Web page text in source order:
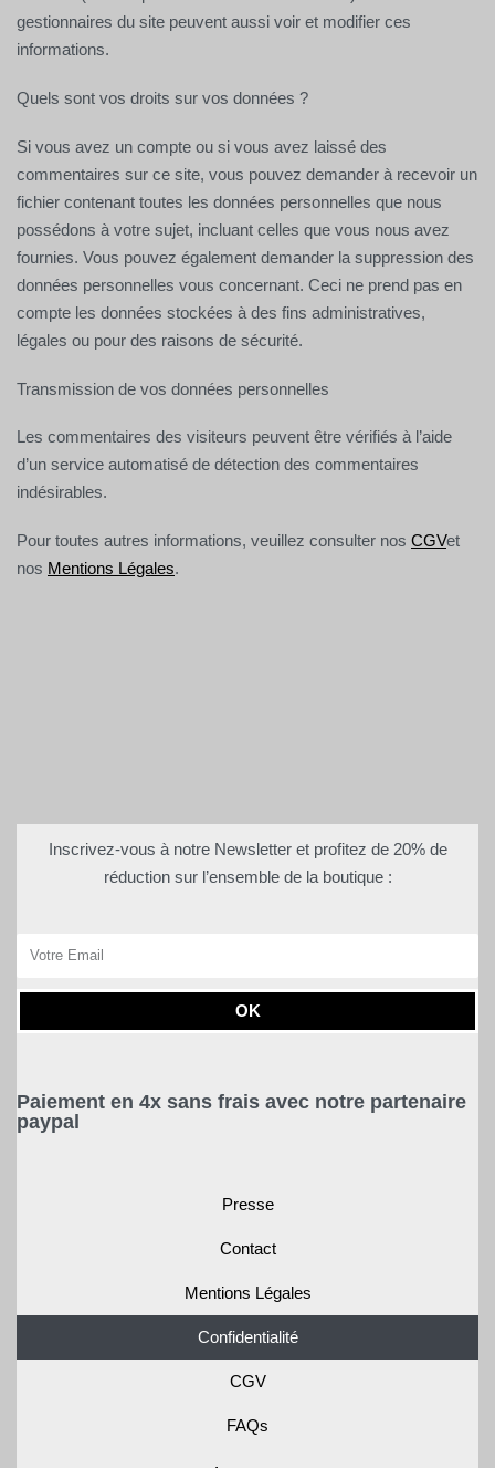
gestionnaires du site peuvent aussi voir et modifier ces
informations.
Quels sont vos droits sur vos données ?
Si vous avez un compte ou si vous avez laissé des
commentaires sur ce site, vous pouvez demander à recevoir un
fichier contenant toutes les données personnelles que nous
possédons à votre sujet, incluant celles que vous nous avez
fournies. Vous pouvez également demander la suppression des
données personnelles vous concernant. Ceci ne prend pas en
compte les données stockées à des fins administratives,
légales ou pour des raisons de sécurité.
Transmission de vos données personnelles
Les commentaires des visiteurs peuvent être vérifiés à l’aide
d’un service automatisé de détection des commentaires
indésirables.
Pour toutes autres informations, veuillez consulter nos CGVet
nos Mentions Légales.
Inscrivez-vous à notre Newsletter et profitez de 20% de
réduction sur l’ensemble de la boutique :
OK
Paiement en 4x sans frais avec notre partenaire
paypal
Presse
Contact
Mentions Légales
Confidentialité
CGV
FAQs